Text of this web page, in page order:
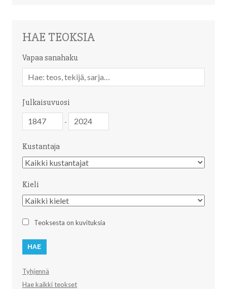
HAE TEOKSIA
Vapaa sanahaku
sanahaku
Julkaisuvuosi
-
Kustantaja
Kustantaja
Kieli
Kieli
Teoksesta on kuvituksia
Tyhjennä
Hae kaikki teokset